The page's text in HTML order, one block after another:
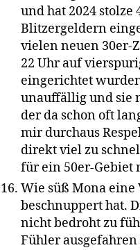
und hat 2024
Blitzergeldern
vielen neuen 30er-
22 Uhr auf
eingerichtet
unauffällig und sie
der da schon oft
mir durchaus
direkt viel zu
für ein 50er-Gebiet
Wie süß Mona
beschnuppert hat.
nicht bedroht zu
Fühler ausgefahren